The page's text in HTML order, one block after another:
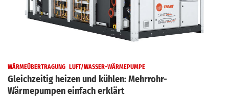
WÄRMEÜBERTRAGUNG LUFT/WASSER-WÄRMEPUMPE
Gleichzeitig heizen und kühlen: Mehrrohr-
Wärmepumpen einfach erklärt